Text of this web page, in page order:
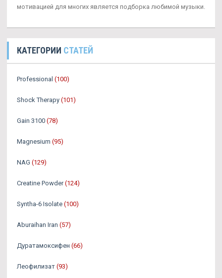
мотивацией для многих является подборка любимой музыки.
КАТЕГОРИИ СТАТЕЙ
Professional (100)
Shock Therapy (101)
Gain 3100 (78)
Magnesium (95)
NAG (129)
Creatine Powder (124)
Syntha-6 Isolate (100)
Aburaihan Iran (57)
Дуратамоксифен (66)
Леофилизат (93)